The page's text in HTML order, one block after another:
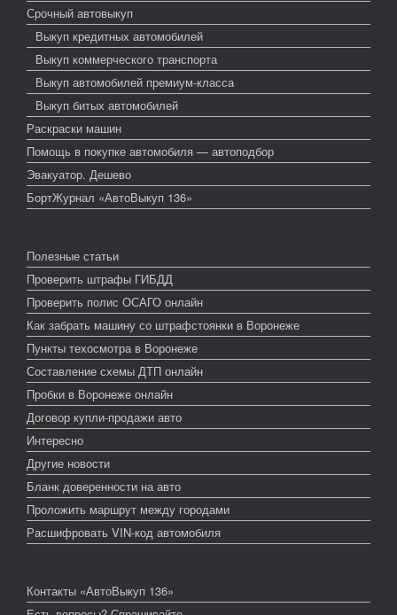
Срочный автовыкуп
Выкуп кредитных автомобилей
Выкуп коммерческого транспорта
Выкуп автомобилей премиум-класса
Выкуп битых автомобилей
Раскраски машин
Помощь в покупке автомобиля — автоподбор
Эвакуатор. Дешево
БортЖурнал «АвтоВыкуп 136»
Полезные статьи
Проверить штрафы ГИБДД
Проверить полис ОСАГО онлайн
Как забрать машину со штрафстоянки в Воронеже
Пункты техосмотра в Воронеже
Составление схемы ДТП онлайн
Пробки в Воронеже онлайн
Договор купли-продажи авто
Интересно
Другие новости
Бланк доверенности на авто
Проложить маршрут между городами
Расшифровать VIN-код автомобиля
Контакты «АвтоВыкуп 136»